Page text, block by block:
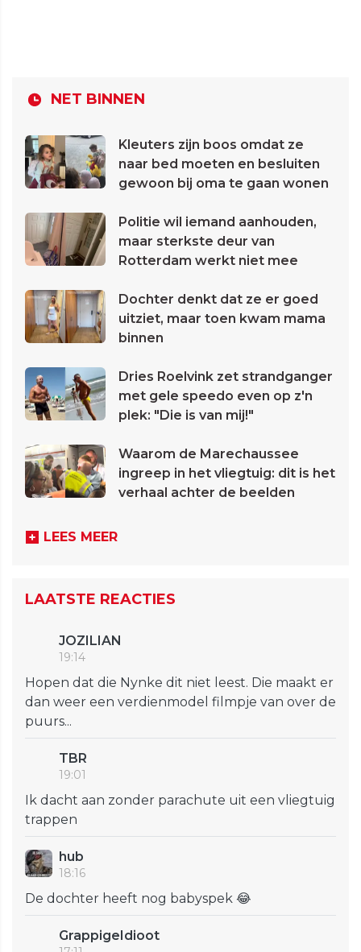
NET BINNEN
Kleuters zijn boos omdat ze
naar bed moeten en besluiten
gewoon bij oma te gaan wonen
Politie wil iemand aanhouden,
maar sterkste deur van
Rotterdam werkt niet mee
Dochter denkt dat ze er goed
uitziet, maar toen kwam mama
binnen
Dries Roelvink zet strandganger
met gele speedo even op z'n
plek: "Die is van mij!"
Waarom de Marechaussee
ingreep in het vliegtuig: dit is het
verhaal achter de beelden
LEES MEER
LAATSTE REACTIES
JOZILIAN
19:14
Hopen dat die Nynke dit niet leest. Die maakt er
dan weer een verdienmodel filmpje van over de
puurs...
TBR
19:01
Ik dacht aan zonder parachute uit een vliegtuig
trappen
hub
18:16
De dochter heeft nog babyspek 😂
GrappigeIdioot